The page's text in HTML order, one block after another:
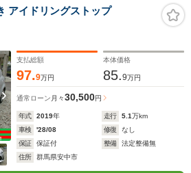
イドリングストップ
支払総額
97.9万円
本体価格
85.9万円
通常ローン 月々30,500円
年式 2019年 走行 5.1万km
車検
'28/08 修復
なし
保証
保証付 整備
法定整備無
住所
群馬県安中市